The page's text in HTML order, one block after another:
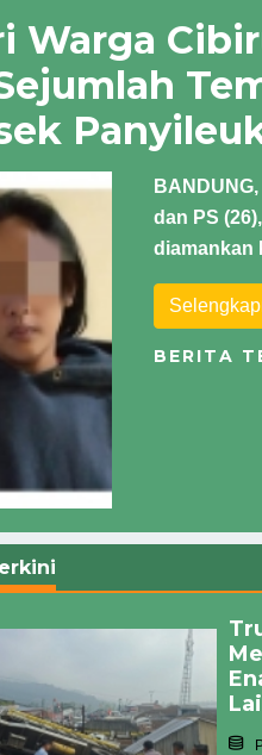
Warga
dan PS
diamankan
BERITA